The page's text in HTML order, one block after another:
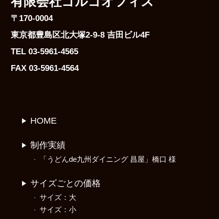
〒170-0004
東京都豊島区北大塚2-9-8 吉田ビル4F
TEL 03-5961-4565
FAX 03-5961-4564
HOME
制作実績
「うどんde九州ダイニング 昌屋」橋口 様
サイズごとの価格
サイズ：大
サイズ：小